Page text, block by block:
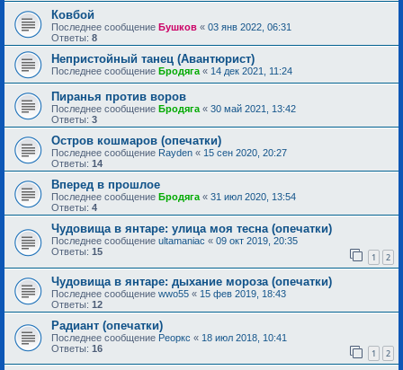
Ковбой
Последнее сообщение Бушков « 03 янв 2022, 06:31
Ответы: 8
Непристойный танец (Авантюрист)
Последнее сообщение Бродяга « 14 дек 2021, 11:24
Пиранья против воров
Последнее сообщение Бродяга « 30 май 2021, 13:42
Ответы: 3
Остров кошмаров (опечатки)
Последнее сообщение Rayden « 15 сен 2020, 20:27
Ответы: 14
Вперед в прошлое
Последнее сообщение Бродяга « 31 июл 2020, 13:54
Ответы: 4
Чудовища в янтаре: улица моя тесна (опечатки)
Последнее сообщение ultamaniac « 09 окт 2019, 20:35
Ответы: 15 1 2
Чудовища в янтаре: дыхание мороза (опечатки)
Последнее сообщение wwo55 « 15 фев 2019, 18:43
Ответы: 12
Радиант (опечатки)
Последнее сообщение Реоркс « 18 июл 2018, 10:41
Ответы: 16 1 2